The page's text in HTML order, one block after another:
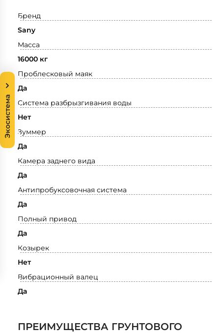
Бренд
Sany
Масса
16000 кг
Проблесковый маяк
Да
Система разбрызгивания воды
Нет
Зуммер
Да
Камера заднего вида
Да
Антипробуксовочная система
Да
Полный привод
Да
Козырек
Нет
Вибрационный валец
Да
ПРЕИМУЩЕСТВА ГРУНТОВОГО
Экосистема